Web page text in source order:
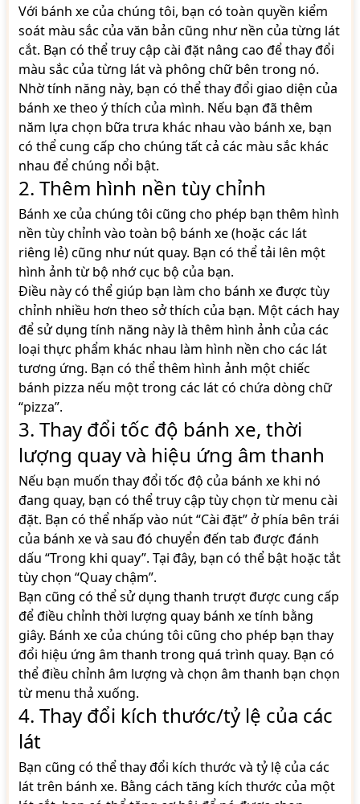
Với bánh xe của chúng tôi, bạn có toàn quyền kiểm
soát màu sắc của văn bản cũng như nền của từng lát
cắt. Bạn có thể truy cập cài đặt nâng cao để thay đổi
màu sắc của từng lát và phông chữ bên trong nó.
Nhờ tính năng này, bạn có thể thay đổi giao diện của
bánh xe theo ý thích của mình. Nếu bạn đã thêm
năm lựa chọn bữa trưa khác nhau vào bánh xe, bạn
có thể cung cấp cho chúng tất cả các màu sắc khác
nhau để chúng nổi bật.
2. Thêm hình nền tùy chỉnh
Bánh xe của chúng tôi cũng cho phép bạn thêm hình
nền tùy chỉnh vào toàn bộ bánh xe (hoặc các lát
riêng lẻ) cũng như nút quay. Bạn có thể tải lên một
hình ảnh từ bộ nhớ cục bộ của bạn.
Điều này có thể giúp bạn làm cho bánh xe được tùy
chỉnh nhiều hơn theo sở thích của bạn. Một cách hay
để sử dụng tính năng này là thêm hình ảnh của các
loại thực phẩm khác nhau làm hình nền cho các lát
tương ứng. Bạn có thể thêm hình ảnh một chiếc
bánh pizza nếu một trong các lát có chứa dòng chữ
“pizza”.
3. Thay đổi tốc độ bánh xe, thời
lượng quay và hiệu ứng âm thanh
Nếu bạn muốn thay đổi tốc độ của bánh xe khi nó
đang quay, bạn có thể truy cập tùy chọn từ menu cài
đặt. Bạn có thể nhấp vào nút “Cài đặt” ở phía bên trái
của bánh xe và sau đó chuyển đến tab được đánh
dấu “Trong khi quay”. Tại đây, bạn có thể bật hoặc tắt
tùy chọn “Quay chậm”.
Bạn cũng có thể sử dụng thanh trượt được cung cấp
để điều chỉnh thời lượng quay bánh xe tính bằng
giây. Bánh xe của chúng tôi cũng cho phép bạn thay
đổi hiệu ứng âm thanh trong quá trình quay. Bạn có
thể điều chỉnh âm lượng và chọn âm thanh bạn chọn
từ menu thả xuống.
4. Thay đổi kích thước/tỷ lệ của các
lát
Bạn cũng có thể thay đổi kích thước và tỷ lệ của các
lát trên bánh xe. Bằng cách tăng kích thước của một